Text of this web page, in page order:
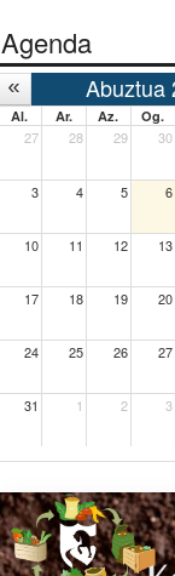
Agenda
Abuztua
Al. Ar. Az. Og.
27 28 29 30
3 4 5 6
10 11 12 13
17 18 19 20
24 25 26 27
31 1 2 3